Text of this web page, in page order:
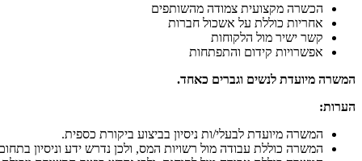
הכשרה מקצועית צמודה מהשותפים
אחריות כוללת על אשכול חברות
קשר ישיר מול הלקוחות
אפשרויות קידום והתפתחות
המשרה מיועדת לנשים וגברים כאחד.
הערות:
המשרה מיועדת לבעלי/ות ניסיון בביצוע ביקורת כספית.
המשרה כוללת עבודה מול רשויות המס, ולכן נדרש ידע וניסיון